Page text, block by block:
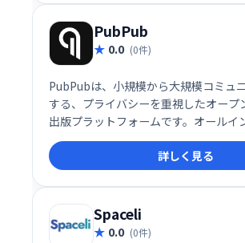
PubPub
0.0 (0件)
PubPubは、小規模から大規模コミュ
する、プライバシーを重視したオープ
出版プラットフォームです。オールイ
作業をスムーズに行えます。
詳しく見る
Spaceli
0.0 (0件)